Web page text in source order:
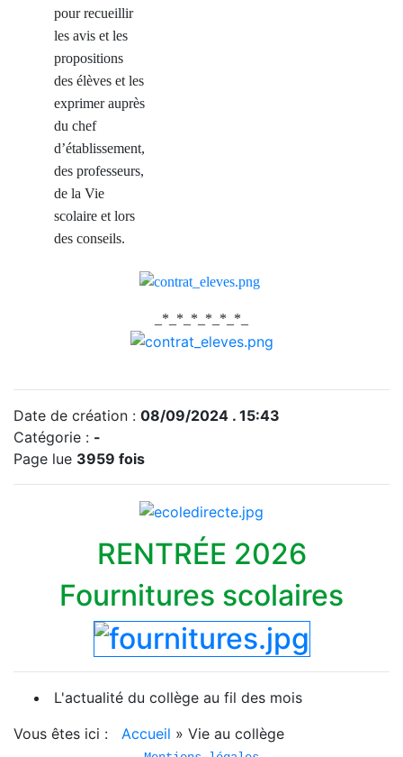
pour recueillir
les avis et les
propositions
des élèves et les
exprimer auprès
du chef
d’établissement,
des professeurs,
de la Vie
scolaire et lors
des conseils.
_*_*_*_*_*_*_
Date de création : 08/09/2024 . 15:43
Catégorie : -
Page lue 3959 fois
RENTRÉE 2026
Fournitures scolaires
L'actualité du collège au fil des mois
Vous êtes ici :
Accueil » Vie au collège